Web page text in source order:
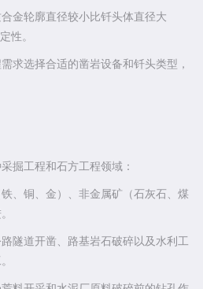
金轮廓直径较小比钎头体直径大
性。
求选择合适的凿岩设备和钎头类型，
掘工程和石方工程领域：
、铜、金）、非金属矿（石灰石、煤
隧道开凿、路基岩石破碎以及水利工